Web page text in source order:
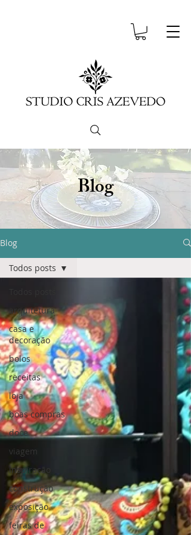
Blog
arquitetura
casa e
decoração
bolos
receitas
loja
boas compras
doce
viagem
inspiração
construção
exposição
feiras de
Todos posts
Blog